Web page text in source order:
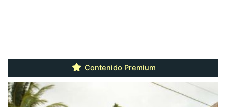
Contenido Premium